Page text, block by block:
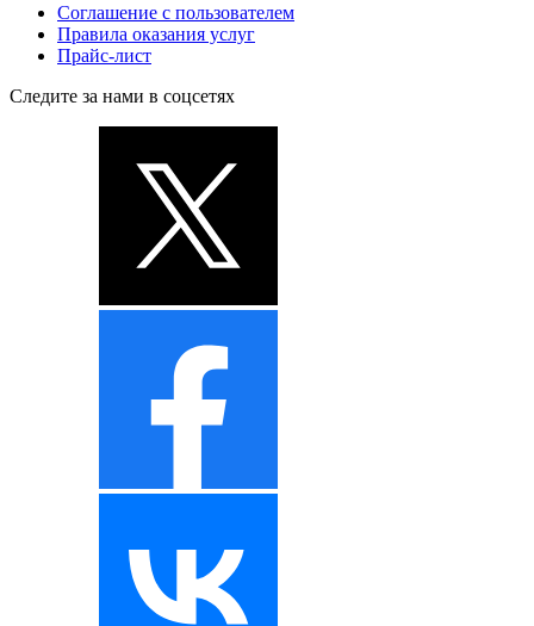
Соглашение с пользователем
Правила оказания услуг
Прайс-лист
Следите за нами в соцсетях